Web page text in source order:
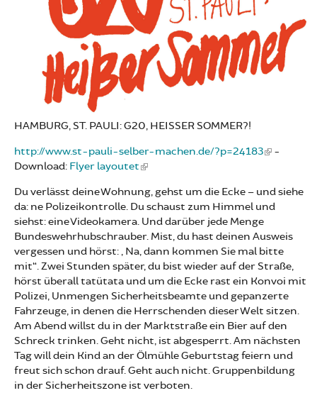
HAMBURG, ST. PAULI: G20, HEISSER SOMMER?!
http://www.st-pauli-selber-machen.de/?p=24183
-
Download: Flyer layoutet
Du verlässt deine Wohnung, gehst um die Ecke – und siehe
da: ne Polizeikontrolle. Du schaust zum Himmel und
siehst: eine Videokamera. Und darüber jede Menge
Bundeswehrhubschrauber. Mist, du hast deinen Ausweis
vergessen und hörst: „Na, dann kommen Sie mal bitte
mit“. Zwei Stunden später, du bist wieder auf der Straße,
hörst überall tatütata und um die Ecke rast ein Konvoi mit
Polizei, Unmengen Sicherheitsbeamte und gepanzerte
Fahrzeuge, in denen die Herrschenden dieser Welt sitzen.
Am Abend willst du in der Marktstraße ein Bier auf den
Schreck trinken. Geht nicht, ist abgesperrt. Am nächsten
Tag will dein Kind an der Ölmühle Geburtstag feiern und
freut sich schon drauf. Geht auch nicht. Gruppenbildung
in der Sicherheitszone ist verboten.